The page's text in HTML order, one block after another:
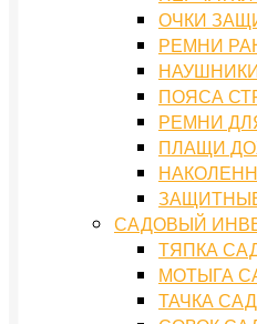
ОЧКИ
РЕМНИ
ПОЯСА
РЕМНИ
ПЛАЩИ
САДОВЫЙ
ТЯПКА
МОТЫГА
ТАЧКА